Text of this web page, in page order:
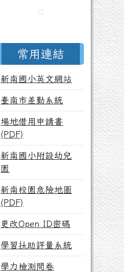
常用連結
新南國小英文網站
臺南市差勤系統
場地借用申請書
(PDF)
新南國小附設幼兒
園
新南校園危險地圖
(PDF)
更改Open ID密碼
學習扶助評量系統
學力檢測問卷